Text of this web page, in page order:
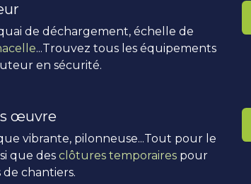
de déchargement, échelle de
...Trouvez tous les équipements
en sécurité.
œuvre
vibrante, pilonneuse...Tout pour le
que des clôtures temporaires pour
chantiers.